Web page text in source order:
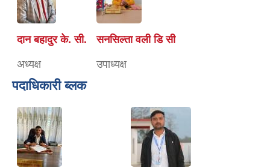
दान बहादुर के. सी.
अध्यक्ष
सनसिल्ता वली डि सी
उपाध्यक्ष
पदाधिकारी ब्लक